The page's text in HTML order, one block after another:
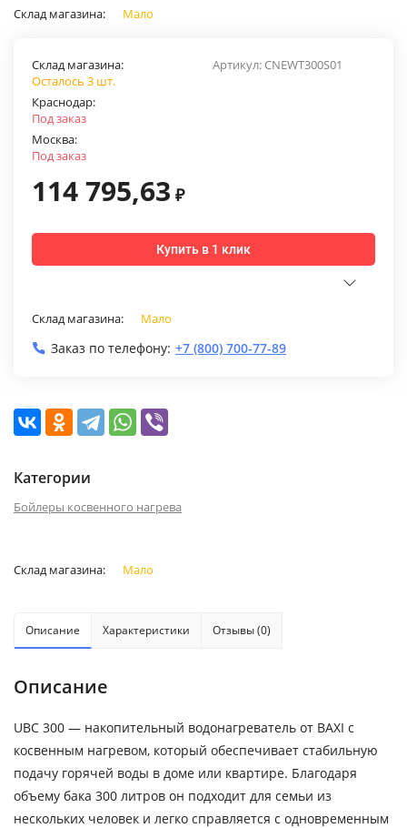
Склад магазина: Мало
Артикул: CNEWT300S01
Склад магазина:
Осталось 3 шт.
Краснодар:
Под заказ
Москва:
Под заказ
114 795,63 ₽
Купить в 1 клик
Склад магазина: Мало
Заказ по телефону: +7 (800) 700-77-89
Категории
Бойлеры косвенного нагрева
Склад магазина: Мало
Описание Характеристики Отзывы (0)
Описание
UBC 300 — накопительный водонагреватель от BAXI с
косвенным нагревом, который обеспечивает стабильную
подачу горячей воды в доме или квартире. Благодаря
объему бака 300 литров он подходит для семьи из
нескольких человек и легко справляется с одновременным